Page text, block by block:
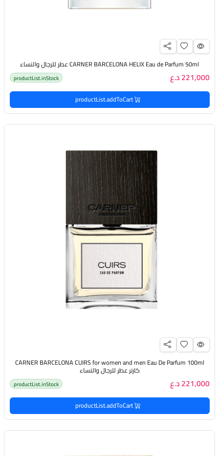
CARNER BARCELONA HELIX Eau de Parfum 50ml عطر للرجال والنساء
221,000 د.ع productList.inStock
productList.addToCart
CARNER BARCELONA CUIRS for women and men Eau De Parfum 100ml
كارنر عطر للرجال والنساء
221,000 د.ع productList.inStock
productList.addToCart